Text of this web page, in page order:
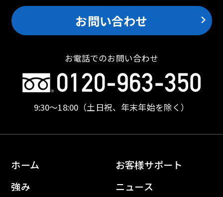
お問い合わせ
お電話でのお問い合わせ
9:30〜18:00 （土日祝、年末年始を除く）
ホーム
強み
お客様サポート
ニュース